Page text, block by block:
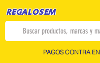
REGALOSEM
Buscar productos, marcas y
PAGOS CONTRA